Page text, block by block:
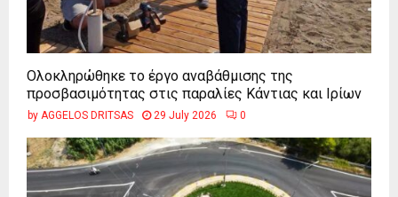
Ολοκληρώθηκε το έργο αναβάθμισης της
προσβασιμότητας στις παραλίες Κάντιας και Ιρίων
by AGGELOS DRITSAS 29 July 2026 0